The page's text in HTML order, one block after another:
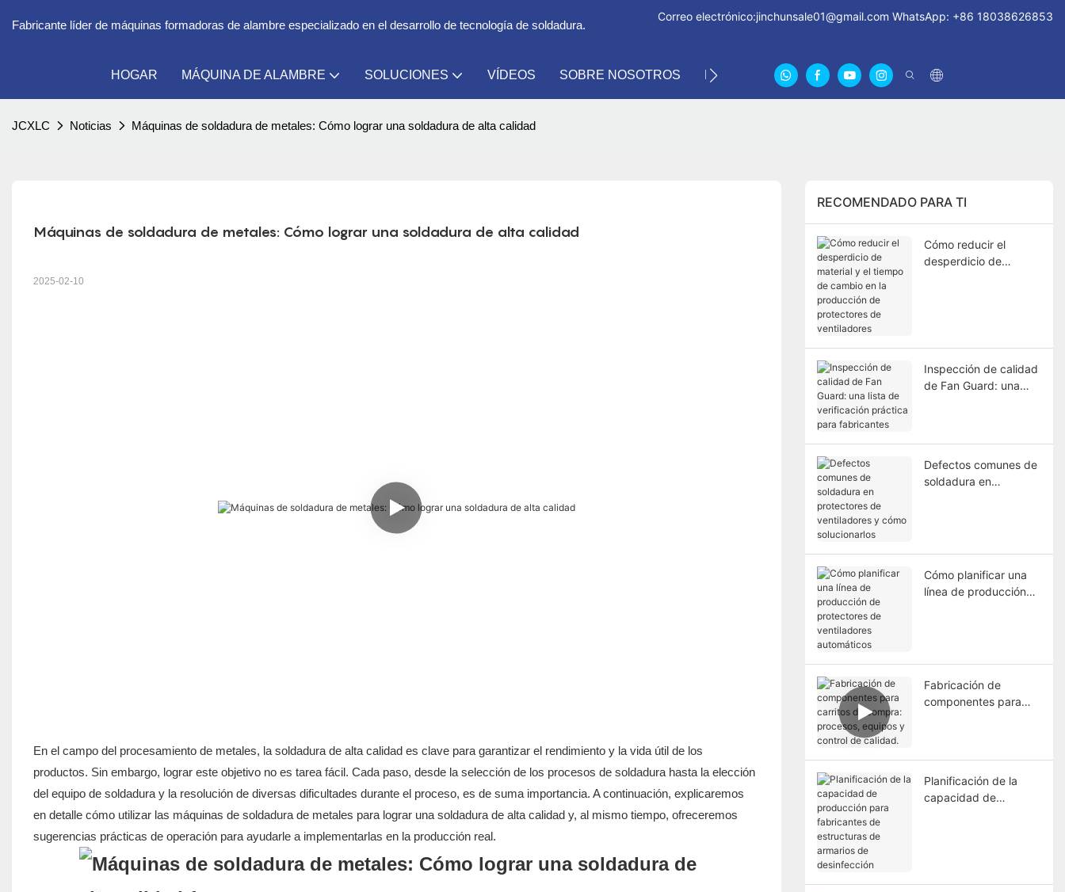
Fabricante líder de máquinas formadoras de alambre especializado en el desarrollo de tecnología de soldadura.
Correo electrónico:jinchunsale01@gmail.com WhatsApp: +86 18038626853
HOGAR MÁQUINA DE ALAMBRE SOLUCIONES VÍDEOS SOBRE NOSOTROS NOTICIAS CONTÁCTENOS SOBRE NOSOTROS
JCXLC Noticias Máquinas de soldadura de metales: Cómo lograr una soldadura de alta calidad
Máquinas de soldadura de metales: Cómo lograr una soldadura de alta calidad
2025-02-10
En el campo del procesamiento de metales, la soldadura de alta calidad es clave para garantizar el rendimiento y la vida útil de los
productos. Sin embargo, lograr este objetivo no es tarea fácil. Cada paso, desde la selección de los procesos de soldadura hasta la elección
del equipo de soldadura y la resolución de diversas dificultades durante el proceso, es de suma importancia. A continuación, explicaremos
en detalle cómo utilizar las máquinas de soldadura de metales para lograr una soldadura de alta calidad y, al mismo tiempo, ofreceremos
sugerencias prácticas de operación para ayudarle a implementarlas en la producción real.
RECOMENDADO PARA TI
Cómo reducir el
desperdicio de
Inspección de calidad
de Fan Guard: una
Defectos comunes de
soldadura en
Cómo planificar una
línea de producción
Fabricación de
componentes para
Planificación de la
capacidad de